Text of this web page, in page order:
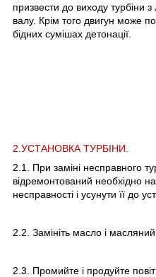
призвести до виходу турбіни з
валу. Крім того двигун може
бідних сумішах детонації.
2.УСТАНОВКА ТУРБІНИ.
2.1. При заміні несправного
відремонтований необхідно
несправності і усунути її до
2.2. Замініть масло і масляний
2.3. Промийте і продуйте